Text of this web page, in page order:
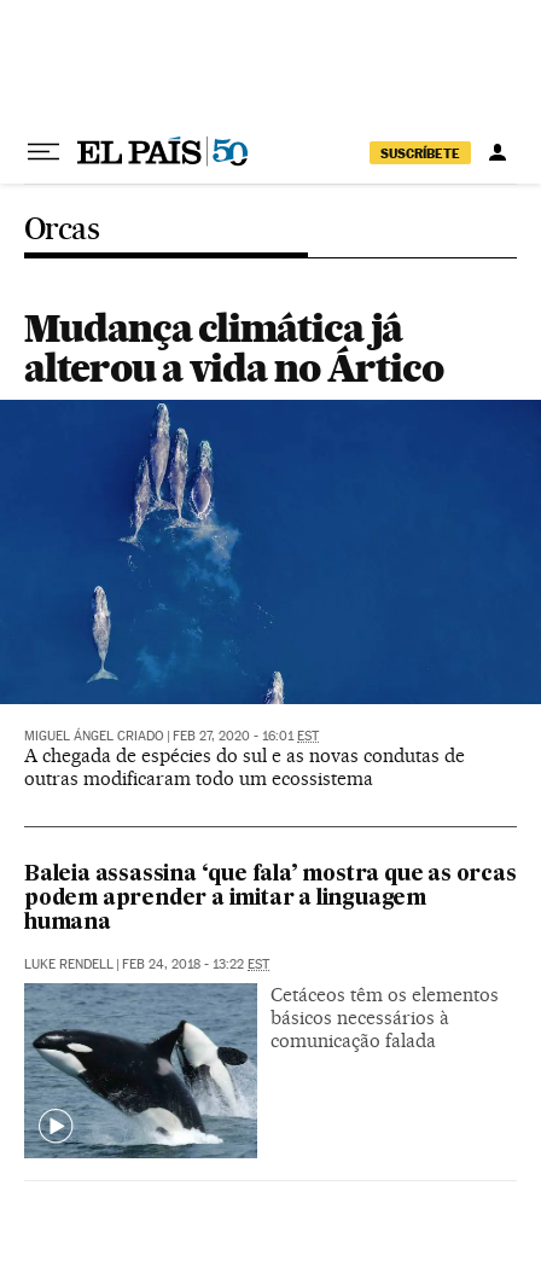
SUSCRÍBETE
Orcas
Mudança climática já
alterou a vida no Ártico
MIGUEL ÁNGEL CRIADO FEB 27, 2020 - 16:01 EST
A chegada de espécies do sul e as novas condutas de
outras modificaram todo um ecossistema
Baleia assassina ‘que fala’ mostra que as orcas
podem aprender a imitar a linguagem
humana
LUKE RENDELL FEB 24, 2018 - 13:22 EST
Cetáceos têm os elementos
básicos necessários à
comunicação falada